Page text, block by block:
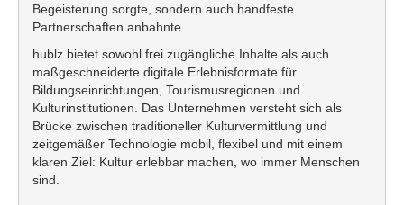
Begeisterung sorgte, sondern auch handfeste
Partnerschaften anbahnte.
hublz bietet sowohl frei zugängliche Inhalte als auch
maßgeschneiderte digitale Erlebnisformate für
Bildungseinrichtungen, Tourismusregionen und
Kulturinstitutionen. Das Unternehmen versteht sich als
Brücke zwischen traditioneller Kulturvermittlung und
zeitgemäßer Technologie mobil, flexibel und mit einem
klaren Ziel: Kultur erlebbar machen, wo immer Menschen
sind.